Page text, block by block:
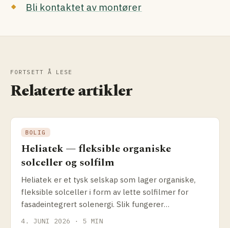
Bli kontaktet av montører
FORTSETT Å LESE
Relaterte artikler
BOLIG
Heliatek — fleksible organiske
solceller og solfilm
Heliatek er et tysk selskap som lager organiske,
fleksible solceller i form av lette solfilmer for
fasadeintegrert solenergi. Slik fungerer
4. JUNI 2026 · 5 MIN